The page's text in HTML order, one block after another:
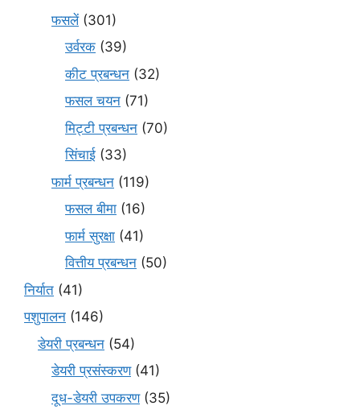
फसलें(301)
उर्वरक (39)
कीट प्रबन्धन (32)
फसल चयन (71)
मि‌ट्टी प्रबन्धन (70)
सिंचाई (33)
फार्म प्रबन्धन (119)
फसल बीमा (16)
फार्म सुरक्षा (41)
वित्तीय प्रबन्धन (50)
निर्यात (41)
पशुपालन (146)
डेयरी प्रबन्धन (54)
डेयरी प्रसंस्करण(41)
दूध-डेयरी उपकरण(35)